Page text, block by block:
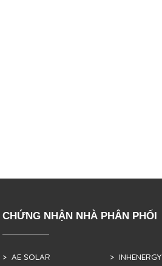
CHỨNG NHẬN NHÀ PHÂN PHỐI
> AE SOLAR > INHENERGY